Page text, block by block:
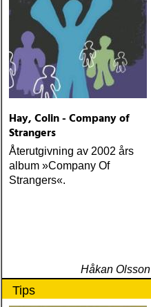
Hay, Colin - Company of
Strangers
Återutgivning av 2002 års
album »Company Of
Strangers«.
Håkan Olsson
Tips